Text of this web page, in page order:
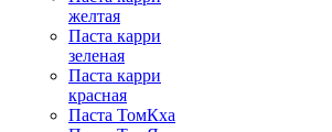
желтая
Паста карри
зеленая
Паста карри
красная
Паста ТомКха